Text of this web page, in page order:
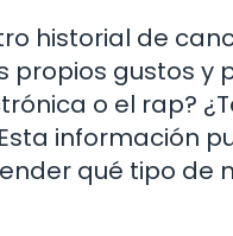
historial de
propios gustos y
o el rap?
información
qué tipo de